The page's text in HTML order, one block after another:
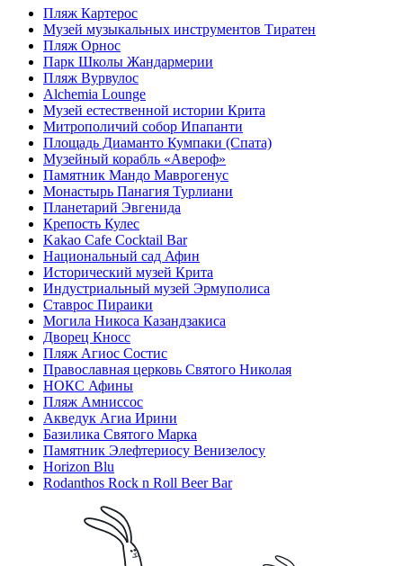
Пляж Картерос
Музей музыкальных инструментов Тиратен
Пляж Орнос
Парк Школы Жандармерии
Пляж Вурвулос
Alchemia Lounge
Музей естественной истории Крита
Митрополичий собор Ипапанти
Площадь Диаманто Кумпаки (Спата)
Музейный корабль «Авероф»
Памятник Мандо Маврогенус
Монастырь Панагия Турлиани
Планетарий Эвгенида
Крепость Кулес
Kakao Cafe Cocktail Bar
Национальный сад Афин
Исторический музей Крита
Индустриальный музей Эрмуполиса
Ставрос Пираики
Могила Никоса Казандзакиса
Дворец Кносс
Пляж Агиос Состис
Православная церковь Святого Николая
НОКС Афины
Пляж Амниссос
Акведук Агиа Ирини
Базилика Святого Марка
Памятник Элефтериосу Венизелосу
Horizon Blu
Rodanthos Rock n Roll Beer Bar